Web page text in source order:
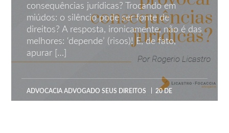
consequências jurídicas? Trocando em
miúdos: o silêncio pode ser fonte de
direitos? A resposta, ironicamente, não é das
melhores: ‘depende’ (risos)! E, de fato,
apurar […]
ADVOCACIA ADVOGADO SEUS DIREITOS 20 DE